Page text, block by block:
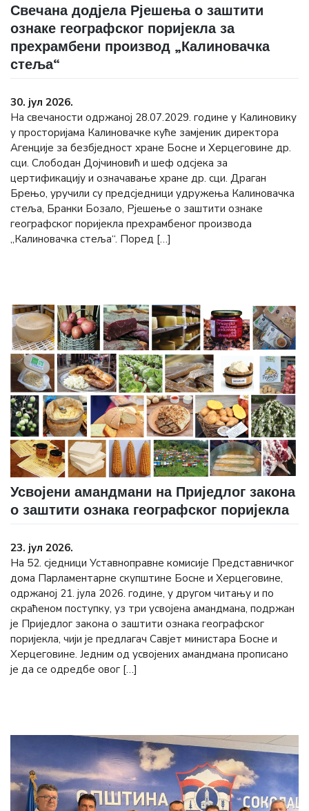
Свечана додјела Рјешења о заштити
ознаке географског поријекла за
прехрамбени производ „Калиновачка
стеља“
30. јул 2026.
На свечаности одржаној 28.07.2029. године у Калиновику
у просторијама Калиновачке куће замјеник директора
Агенције за безбједност хране Босне и Херцеговине др.
сци. Слободан Дојчиновић и шеф одсјека за
цертификацију и означавање хране др. сци. Драган
Брењо, уручили су предсједници удружења Калиновачка
стеља, Бранки Бозало, Рјешење о заштити ознаке
географског поријекла прехрамбеног производа
„Калиновачка стеља“. Поред […]
Усвојени амандмани на Приједлог закона
о заштити ознака географског поријекла
23. јул 2026.
На 52. сједници Уставноправне комисије Представничког
дома Парламентарне скупштине Босне и Херцеговине,
одржаној 21. јула 2026. године, у другом читању и по
скраћеном поступку, уз три усвојена амандмана, подржан
је Приједлог закона о заштити ознака географског
поријекла, чији је предлагач Савјет министара Босне и
Херцеговине. Једним од усвојених амандмана прописано
је да се одредбе овог […]